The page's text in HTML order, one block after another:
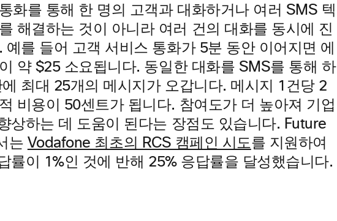
화를 통해 한 명의 고객과 대화하거나 여러 SMS 텍
해결하는 것이 아니라 여러 건의 대화를 동시에 진
예를 들어 고객 서비스 통화가 5분 동안 이어지면 에
약 $25 소요됩니다. 동일한 대화를 SMS를 통해 하
최대 25개의 메시지가 오갑니다. 메시지 1건당 2
비용이 50센트가 됩니다. 참여도가 더 높아져 기업
상하는 데 도움이 된다는 장점도 있습니다. Future
는 Vodafone 최초의 RCS 캠페인 시도를 지원하여
률이 1%인 것에 반해 25% 응답률을 달성했습니다.